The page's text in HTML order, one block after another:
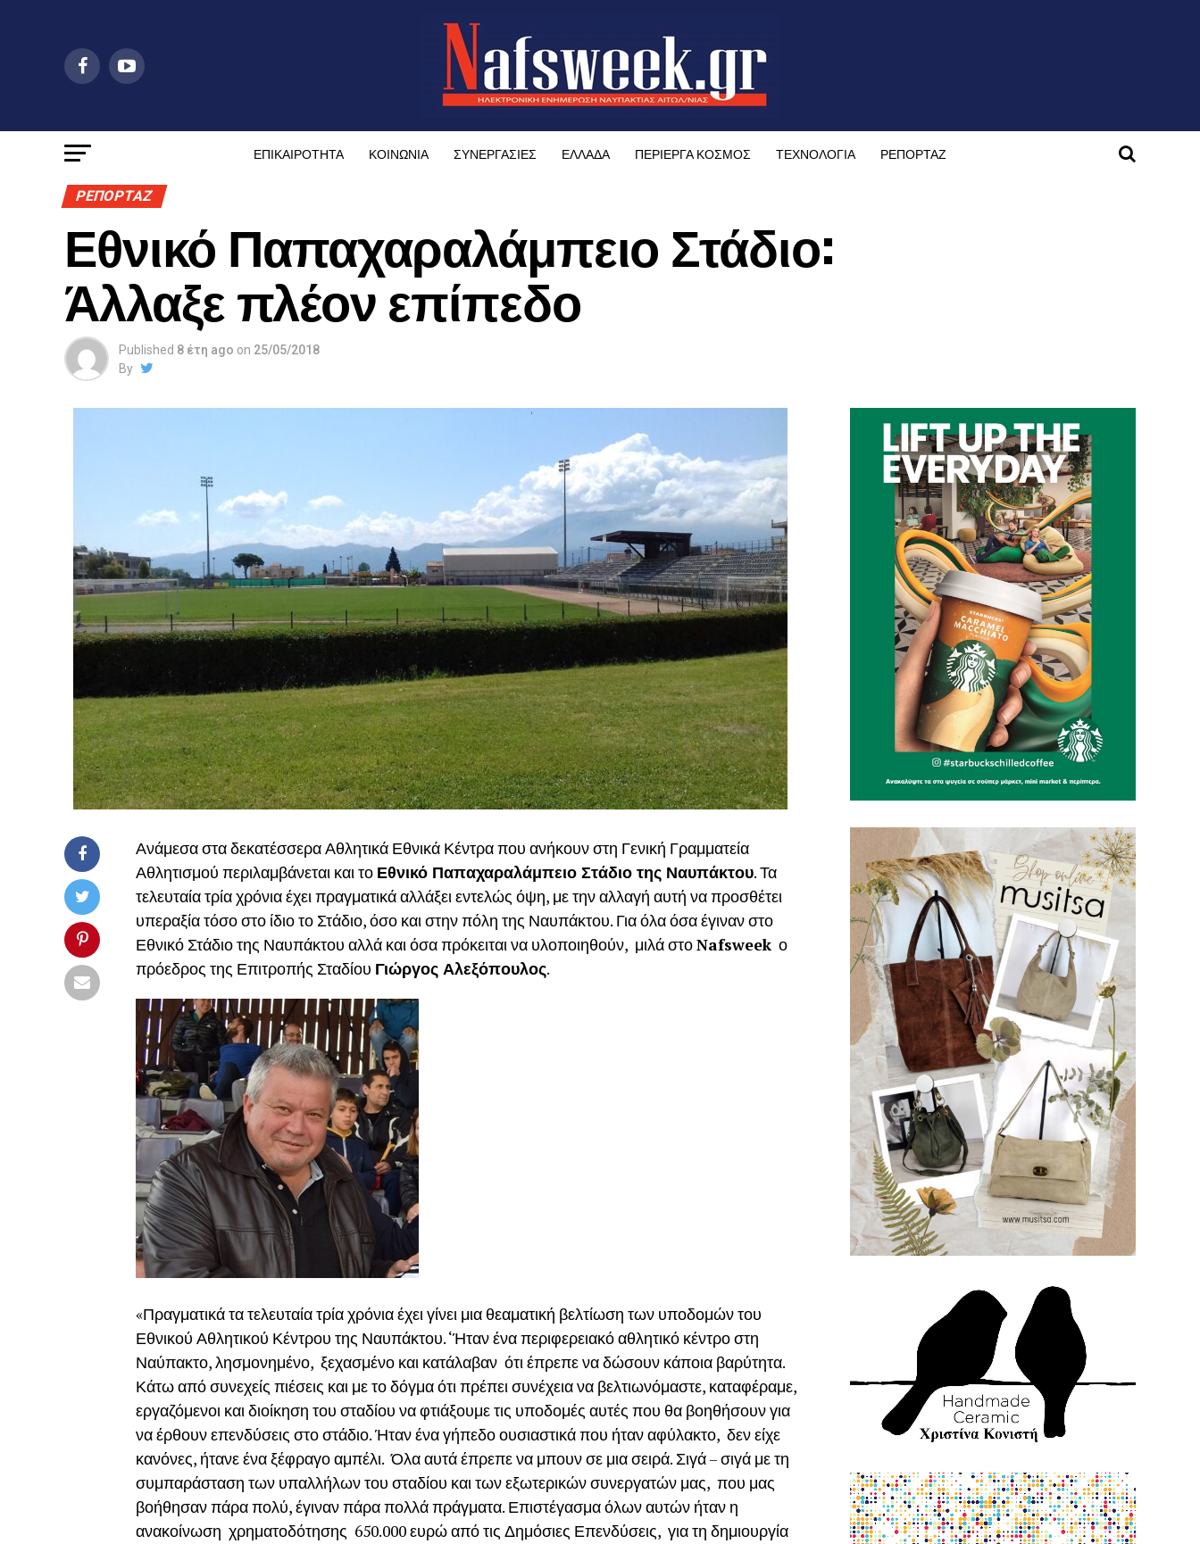
ΕΠΙΚΑΙΡΟΤΗΤΑ ΚΟΙΝΩΝΙΑ ΣΥΝΕΡΓΑΣΙΕΣ ΕΛΛΑΔΑ ΠΕΡΙΕΡΓΑ ΚΟΣΜΟΣ ΤΕΧΝΟΛΟΓΙΑ ΡΕΠΟΡΤΑΖ
ΡΕΠΟΡΤΑΖ
Εθνικό Παπαχαραλάμπειο Στάδιο:
Άλλαξε πλέον επίπεδο
Published 8 έτη ago on 25/05/2018
By
Ανάμεσα στα δεκατέσσερα Αθλητικά Εθνικά Κέντρα που ανήκουν στη Γενική Γραμματεία
Αθλητισμού περιλαμβάνεται και το Εθνικό Παπαχαραλάμπειο Στάδιο της Ναυπάκτου. Τα
τελευταία τρία χρόνια έχει πραγματικά αλλάξει εντελώς όψη, με την αλλαγή αυτή να προσθέτει
υπεραξία τόσο στο ίδιο το Στάδιο, όσο και στην πόλη της Ναυπάκτου. Για όλα όσα έγιναν στο
Εθνικό Στάδιο της Ναυπάκτου αλλά και όσα πρόκειται να υλοποιηθούν, μιλά στοNafsweek ο
πρόεδρος της Επιτροπής Σταδίου Γιώργος Αλεξόπουλος.
«Πραγματικά τα τελευταία τρία χρόνια έχει γίνει μια θεαματική βελτίωση των υποδομών του
Εθνικού Αθλητικού Κέντρου της Ναυπάκτου. ‘Ήταν ένα περιφερειακό αθλητικό κέντρο στη
Ναύπακτο, λησμονημένο, ξεχασμένο και κατάλαβαν ότι έπρεπε να δώσουν κάποια βαρύτητα.
Κάτω από συνεχείς πιέσεις και με το δόγμα ότι πρέπει συνέχεια να βελτιωνόμαστε, καταφέραμε,
εργαζόμενοι και διοίκηση του σταδίου να φτιάξουμε τις υποδομές αυτές που θα βοηθήσουν για
να έρθουν επενδύσεις στο στάδιο. Ήταν ένα γήπεδο ουσιαστικά που ήταν αφύλακτο, δεν είχε
κανόνες, ήτανε ένα ξέφραγο αμπέλι. Όλα αυτά έπρεπε να μπουν σε μια σειρά. Σιγά – σιγά με τη
συμπαράσταση των υπαλλήλων του σταδίου και των εξωτερικών συνεργατών μας, που μας
βοήθησαν πάρα πολύ, έγιναν πάρα πολλά πράγματα. Επιστέγασμα όλων αυτών ήταν η
ανακοίνωση χρηματοδότησης 650.000 ευρώ από τις Δημόσιες Επενδύσεις, για τη δημιουργία